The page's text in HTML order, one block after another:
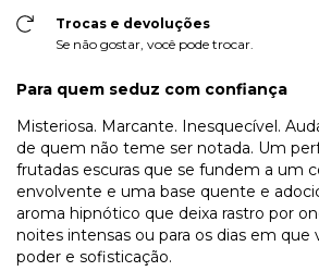
Trocas e devoluções
Se não gostar, você pode trocar.
Para quem seduz com confiança
Misteriosa. Marcante. Inesquecível.
de quem não teme ser notada. Um
frutadas escuras que se fundem a um
envolvente e uma base quente e
aroma hipnótico que deixa rastro por
noites intensas ou para os dias em que
poder e sofisticação.